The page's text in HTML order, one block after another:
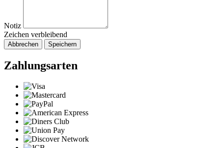
Notiz
Zeichen verbleibend
Abbrechen Speichern
Zahlungsarten